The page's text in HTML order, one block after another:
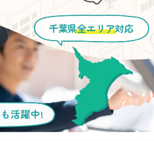
も活躍中!
千葉県全エリア対応